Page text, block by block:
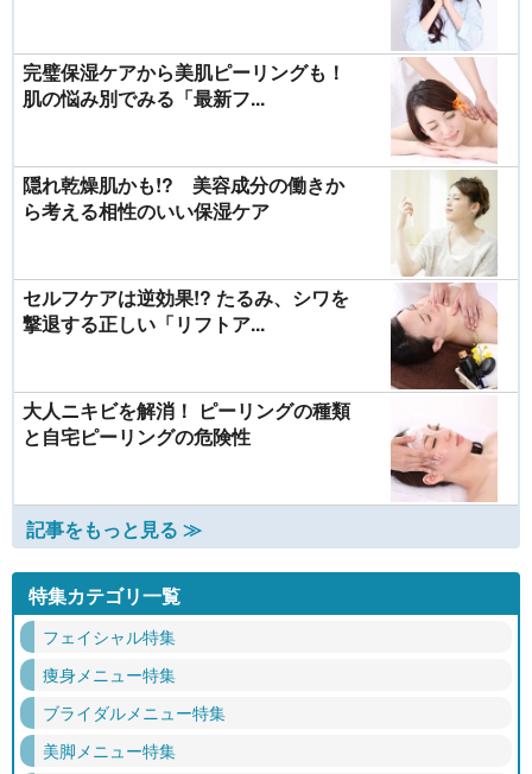
完璧保湿ケアから美肌ピーリングも！
肌の悩み別でみる「最新フ...
隠れ乾燥肌かも!? 美容成分の働きか
ら考える相性のいい保湿ケア
セルフケアは逆効果!? たるみ、シワを
撃退する正しい「リフトア...
大人ニキビを解消！ ピーリングの種類
と自宅ピーリングの危険性
記事をもっと見る ≫
特集カテゴリ一覧
フェイシャル特集
痩身メニュー特集
ブライダルメニュー特集
美脚メニュー特集